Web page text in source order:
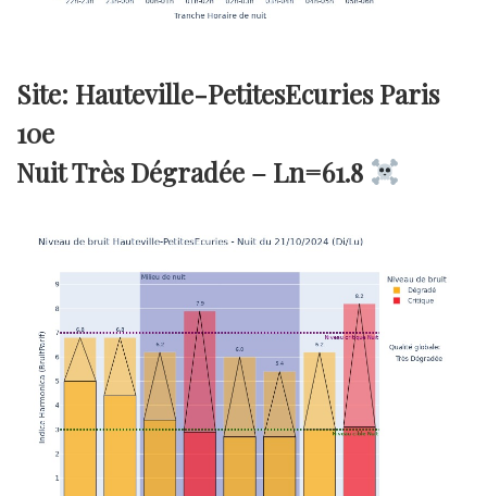
Site: Hauteville-PetitesEcuries Paris
10e
Nuit Très Dégradée – Ln=61.8